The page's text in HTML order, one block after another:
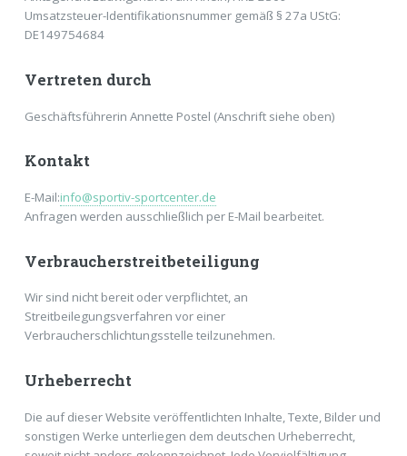
Umsatzsteuer-Identifikationsnummer gemäß § 27a UStG:
DE149754684
Vertreten durch
Geschäftsführerin Annette Postel (Anschrift siehe oben)
Kontakt
E-Mail:info@sportiv-sportcenter.de
Anfragen werden ausschließlich per E-Mail bearbeitet.
Verbraucherstreitbeteiligung
Wir sind nicht bereit oder verpflichtet, an
Streitbeilegungsverfahren vor einer
Verbraucherschlichtungsstelle teilzunehmen.
Urheberrecht
Die auf dieser Website veröffentlichten Inhalte, Texte, Bilder und
sonstigen Werke unterliegen dem deutschen Urheberrecht,